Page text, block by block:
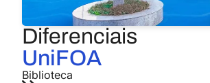
Diferenciais
UniFOA
Biblioteca